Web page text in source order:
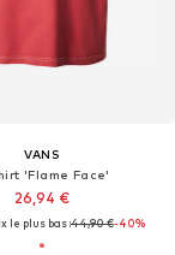
VANS
'Flame Face'
26,94 €
le plus bas :44,90 €-40%